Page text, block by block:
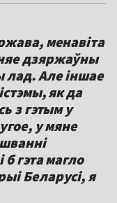
менавіта
дзяржаўны
лад. Але іншае
як да
з гэтым у
у мяне
гэта магло
Беларусі, я